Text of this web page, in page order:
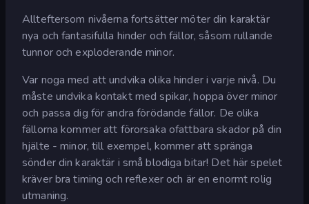
Allteftersom nivåerna fortsätter möter din karaktär
nya och fantasifulla hinder och fällor, såsom rullande
tunnor och exploderande minor.
Var noga med att undvika olika hinder i varje nivå. Du
måste undvika kontakt med spikar, hoppa över minor
och passa dig för andra förödande fällor. De olika
fällorna kommer att förorsaka ofattbara skador på din
hjälte - minor, till exempel, kommer att spränga
sönder din karaktär i små blodiga bitar! Det här spelet
kräver bra timing och reflexer och är en enormt rolig
utmaning.